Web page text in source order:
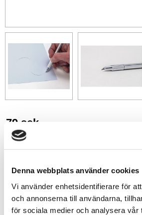
Denna webbplats använder cookies
Vi använder enhetsidentifierare för
och annonserna till användarna,
för sociala medier och analysera vår
79 sek
+
-
Lägg till
Lagerstatus